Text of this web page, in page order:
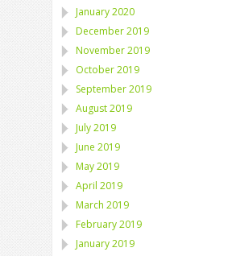
January 2020
December 2019
November 2019
October 2019
September 2019
August 2019
July 2019
June 2019
May 2019
April 2019
March 2019
February 2019
January 2019